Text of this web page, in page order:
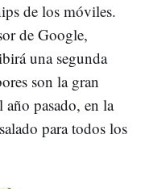
de los móviles.
de Google,
una segunda
son la gran
año pasado, en la
para todos los